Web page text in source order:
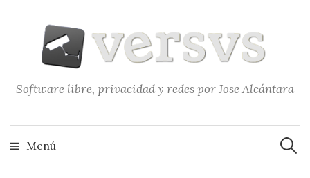
contenido
Software libre, privacidad y redes por Jose Alcántara
Menú